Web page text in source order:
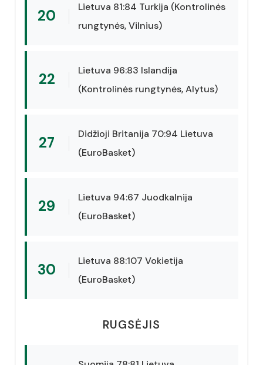
20
Lietuva 81:84 Turkija (Kontrolinės
rungtynės, Vilnius)
22
Lietuva 96:83 Islandija
(Kontrolinės rungtynės, Alytus)
27
Didžioji Britanija 70:94 Lietuva
(EuroBasket)
29
Lietuva 94:67 Juodkalnija
(EuroBasket)
30
Lietuva 88:107 Vokietija
(EuroBasket)
RUGSĖJIS